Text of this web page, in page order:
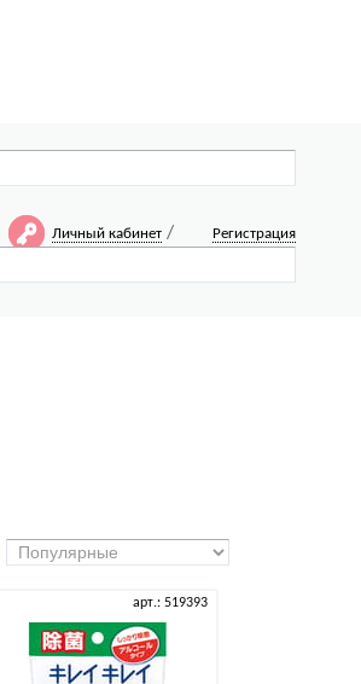
Личный кабинет / Регистрация
арт.: 519393